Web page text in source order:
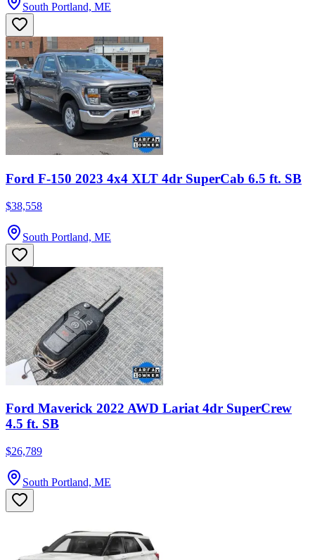
South Portland, ME
Ford F-150 2023 4x4 XLT 4dr SuperCab 6.5 ft. SB
$38,558
South Portland, ME
Ford Maverick 2022 AWD Lariat 4dr SuperCrew
4.5 ft. SB
$26,789
South Portland, ME